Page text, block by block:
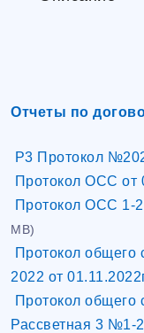
Отчеты по
Р3 Протокол
Протокол ОСС от
Протокол ОСС 1-
MB)
Протокол общего
2022 от
Протокол общего
Рассветная 3 №1-